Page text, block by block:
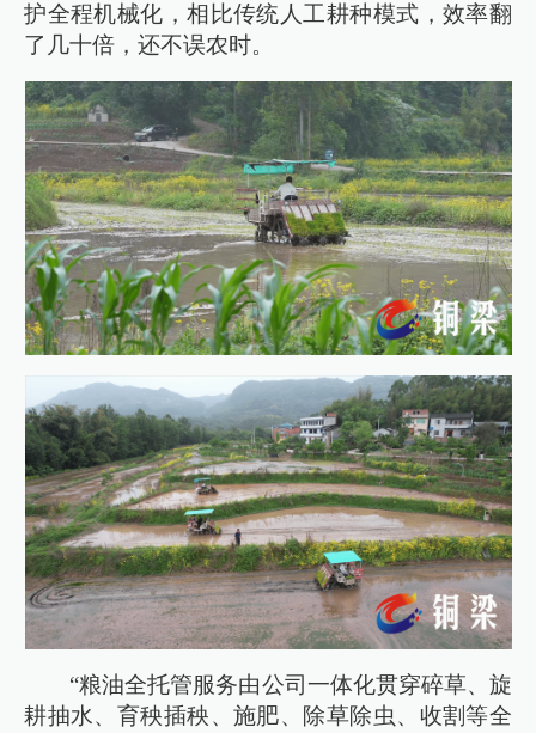
护全程机械化，相比传统人工耕种模式，效率翻
了几十倍，还不误农时。
“粮油全托管服务由公司一体化贯穿碎草、旋
耕抽水、育秧插秧、施肥、除草除虫、收割等全